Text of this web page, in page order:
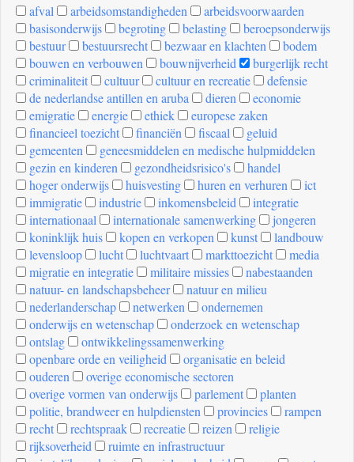
[invalid
name]
afval arbeidsomstandigheden
arbeidsvoorwaarden
basisonderwijs
begroting belasting
beroepsonderwijs
bestuur
bestuursrecht bezwaar en klachten
bodem
bouwen en verbouwen
bouwnijverheid
burgerlijk recht
criminaliteit
cultuur cultuur en recreatie
defensie
de nederlandse antillen en aruba
dieren
economie
emigratie
energie ethiek
europese zaken
financieel toezicht
financiën fiscaal
geluid
gemeenten
geneesmiddelen en medische hulpmiddelen
gezin en kinderen
gezondheidsrisico's
handel
hoger onderwijs
huisvesting huren en verhuren
ict
immigratie
industrie inkomensbeleid
integratie
internationaal
internationale samenwerking
jongeren
koninklijk huis
kopen en verkopen kunst
landbouw
levensloop
lucht luchtvaart markttoezicht
media
migratie en integratie
militaire missies
nabestaanden
natuur- en landschapsbeheer
natuur en milieu
nederlanderschap
netwerken
ondernemen
onderwijs en wetenschap
onderzoek en wetenschap
ontslag
ontwikkelingssamenwerking
openbare orde en veiligheid
organisatie en beleid
ouderen
overige economische sectoren
overige vormen van onderwijs
parlement
planten
politie, brandweer en hulpdiensten
provincies
rampen
recht
rechtspraak recreatie reizen
religie
rijksoverheid
ruimte en infrastructuur